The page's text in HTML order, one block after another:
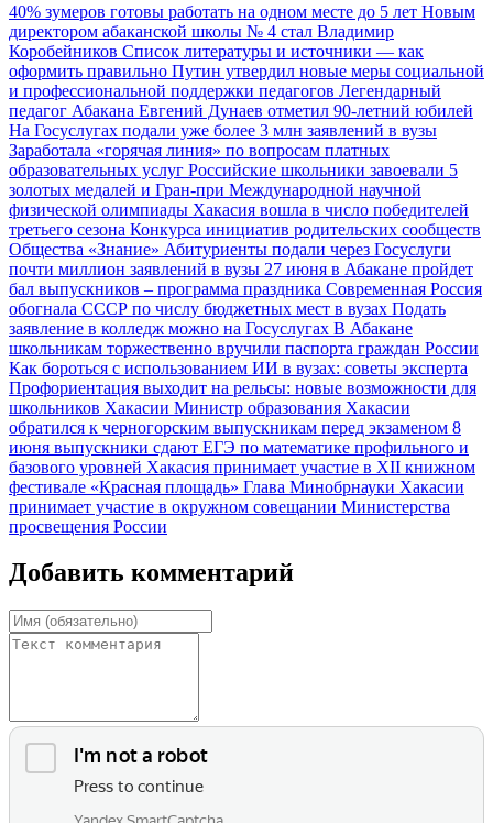
40% зумеров готовы работать на одном месте до 5 лет Новым
директором абаканской школы № 4 стал Владимир
Коробейников Список литературы и источники — как
оформить правильно Путин утвердил новые меры социальной
и профессиональной поддержки педагогов Легендарный
педагог Абакана Евгений Дунаев отметил 90-летний юбилей
На Госуслугах подали уже более 3 млн заявлений в вузы
Заработала «горячая линия» по вопросам платных
образовательных услуг Российские школьники завоевали 5
золотых медалей и Гран-при Международной научной
физической олимпиады Хакасия вошла в число победителей
третьего сезона Конкурса инициатив родительских сообществ
Общества «Знание» Абитуриенты подали через Госуслуги
почти миллион заявлений в вузы 27 июня в Абакане пройдет
бал выпускников – программа праздника Современная Россия
обогнала СССР по числу бюджетных мест в вузах Подать
заявление в колледж можно на Госуслугах В Абакане
школьникам торжественно вручили паспорта граждан России
Как бороться с использованием ИИ в вузах: советы эксперта
Профориентация выходит на рельсы: новые возможности для
школьников Хакасии Министр образования Хакасии
обратился к черногорским выпускникам перед экзаменом 8
июня выпускники сдают ЕГЭ по математике профильного и
базового уровней Хакасия принимает участие в XII книжном
фестивале «Красная площадь» Глава Минобрнауки Хакасии
принимает участие в окружном совещании Министерства
просвещения России
Добавить комментарий